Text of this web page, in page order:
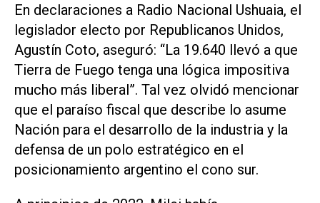
En declaraciones a Radio Nacional Ushuaia, el
legislador electo por Republicanos Unidos,
Agustín Coto, aseguró: “La 19.640 llevó a que
Tierra de Fuego tenga una lógica impositiva
mucho más liberal”. Tal vez olvidó mencionar
que el paraíso fiscal que describe lo asume
Nación para el desarrollo de la industria y la
defensa de un polo estratégico en el
posicionamiento argentino el cono sur.